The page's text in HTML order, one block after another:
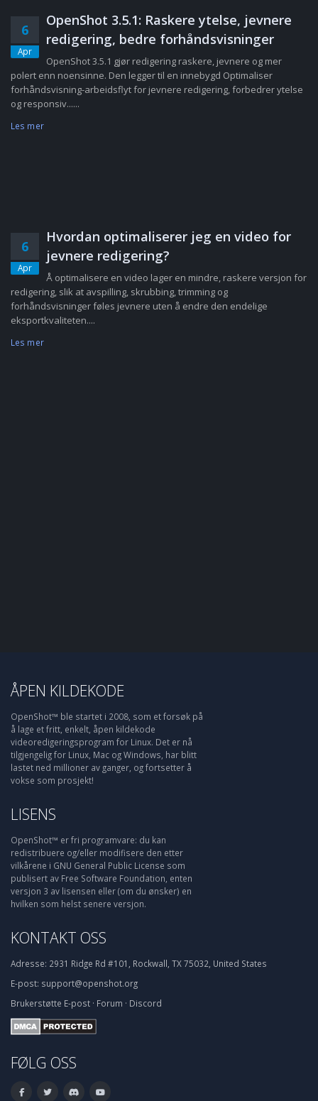
6
Apr
OpenShot 3.5.1: Raskere ytelse, jevnere
redigering, bedre forhåndsvisninger
OpenShot 3.5.1 gjør redigering raskere, jevnere og mer
polert enn noensinne. Den legger til en innebygd Optimaliser
forhåndsvisning-arbeidsflyt for jevnere redigering, forbedrer ytelse
og responsiv......
Les mer
6
Apr
Hvordan optimaliserer jeg en video for
jevnere redigering?
Å optimalisere en video lager en mindre, raskere versjon for
redigering, slik at avspilling, skrubbing, trimming og
forhåndsvisninger føles jevnere uten å endre den endelige
eksportkvaliteten....
Les mer
ÅPEN KILDEKODE
OpenShot™ ble startet i 2008, som et forsøk på
å lage et fritt, enkelt, åpen kildekode
videoredigeringsprogram for Linux. Det er nå
tilgjengelig for Linux, Mac og Windows, har blitt
lastet ned millioner av ganger, og fortsetter å
vokse som prosjekt!
LISENS
OpenShot™ er fri programvare: du kan
redistribuere og/eller modifisere den etter
vilkårene i GNU General Public License som
publisert av Free Software Foundation, enten
versjon 3 av lisensen eller (om du ønsker) en
hvilken som helst senere versjon.
KONTAKT OSS
Adresse: 2931 Ridge Rd #101, Rockwall, TX 75032, United States
E-post: support@openshot.org
Brukerstøtte E-post · Forum · Discord
FØLG OSS